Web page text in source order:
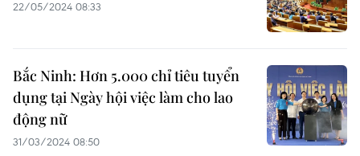
22/05/2024 08:33
Bắc Ninh: Hơn 5.000 chỉ tiêu tuyển
dụng tại Ngày hội việc làm cho lao
động nữ
31/03/2024 08:50